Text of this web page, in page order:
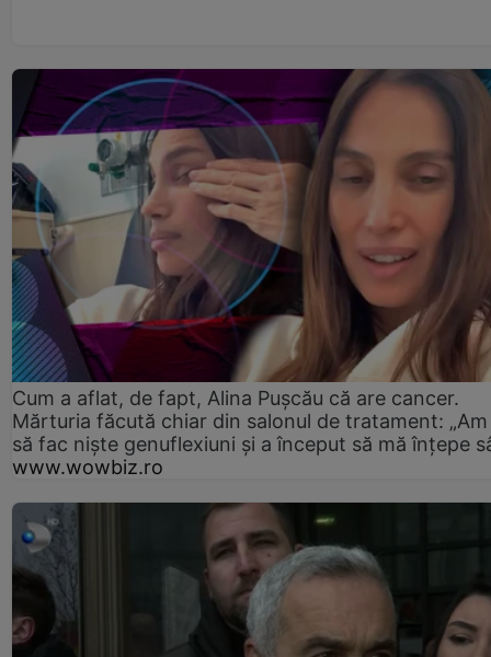
Cum a aflat, de fapt, Alina Pușcău că are cancer.
Mărturia făcută chiar din salonul de tratament:
să fac niște genuflexiuni și a început să mă înțepe
www.wowbiz.ro